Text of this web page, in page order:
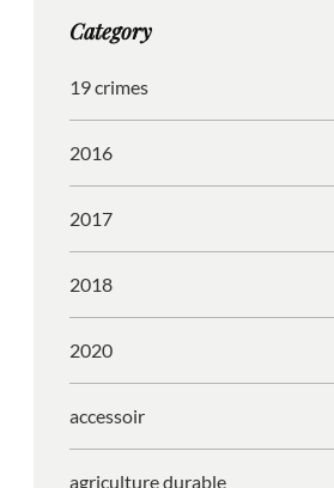
r
m
o
Category
19 crimes
2016
2017
2018
2020
accessoir
agriculture durable